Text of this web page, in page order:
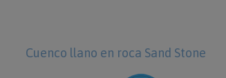
Cuenco llano en roca Sand Stone